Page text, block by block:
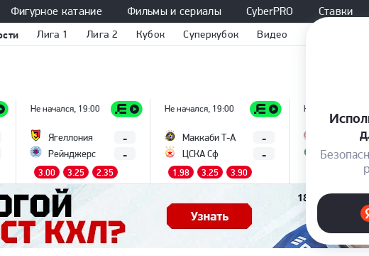
Фигурное катание Фильмы и сериалы CyberPRO Ставки
Лига 1 Лига 2 Кубок Суперкубок Видео
Не начался, 19:00
Ягеллония
Рейнджерс
-
-
3.00 3.25 2.35
Не начался, 19:00
Маккаби Т-А
ЦСКА Сф
-
-
1.98 3.25 3.90
Не начался, 20:00
Омония